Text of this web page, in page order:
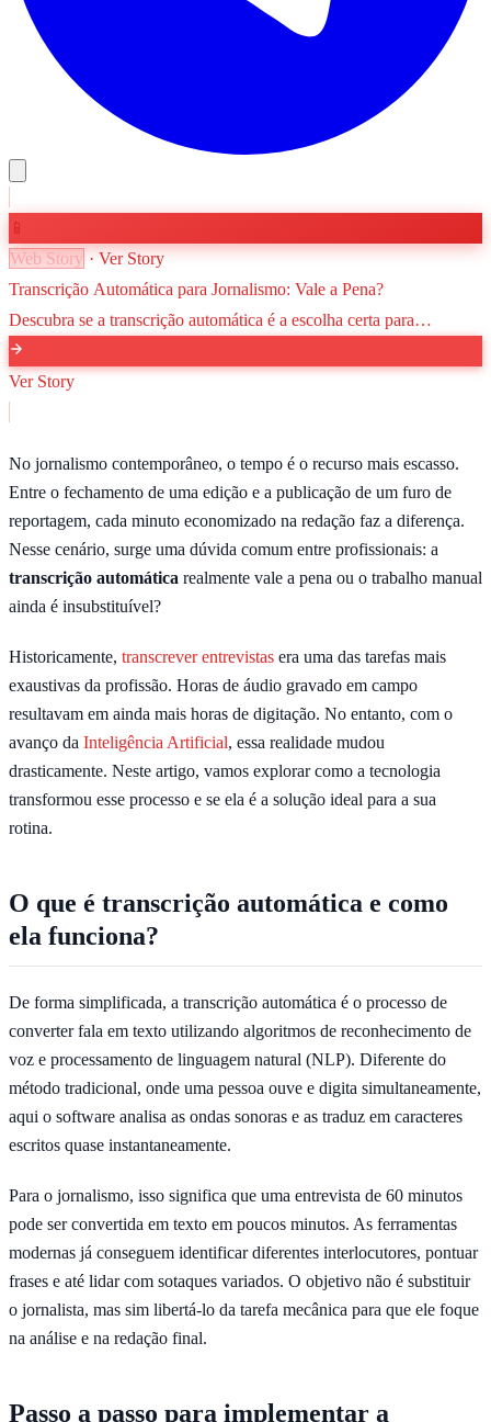
📱
Web Story · Ver Story
Transcrição Automática para Jornalismo: Vale a Pena?
Descubra se a transcrição automática é a escolha certa para
jornalistas e como essa tecnologia pode acelerar a produção de
reportagens sem comprometer a precisão.
Ver Story
No jornalismo contemporâneo, o tempo é o recurso mais escasso.
Entre o fechamento de uma edição e a publicação de um furo de
reportagem, cada minuto economizado na redação faz a diferença.
Nesse cenário, surge uma dúvida comum entre profissionais: a
transcrição automática realmente vale a pena ou o trabalho manual
ainda é insubstituível?
Historicamente, transcrever entrevistas era uma das tarefas mais
exaustivas da profissão. Horas de áudio gravado em campo
resultavam em ainda mais horas de digitação. No entanto, com o
avanço da Inteligência Artificial, essa realidade mudou
drasticamente. Neste artigo, vamos explorar como a tecnologia
transformou esse processo e se ela é a solução ideal para a sua
rotina.
O que é transcrição automática e como
ela funciona?
De forma simplificada, a transcrição automática é o processo de
converter fala em texto utilizando algoritmos de reconhecimento de
voz e processamento de linguagem natural (NLP). Diferente do
método tradicional, onde uma pessoa ouve e digita simultaneamente,
aqui o software analisa as ondas sonoras e as traduz em caracteres
escritos quase instantaneamente.
Para o jornalismo, isso significa que uma entrevista de 60 minutos
pode ser convertida em texto em poucos minutos. As ferramentas
modernas já conseguem identificar diferentes interlocutores, pontuar
frases e até lidar com sotaques variados. O objetivo não é substituir
o jornalista, mas sim libertá-lo da tarefa mecânica para que ele foque
na análise e na redação final.
Passo a passo para implementar a